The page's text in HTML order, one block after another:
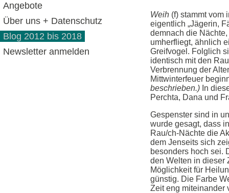
Angebote
Über uns + Datenschutz
Blog 2012 bis 2018
Newsletter anmelden
Weih (f) stammt vom
eigentlich „Jägerin,
demnach die
umherfliegt, ähnlich
Greifvogel. Folglich
identisch mit den
Verbrennung der
Mittwinterfeuer
beschrieben.) In
Perchta, Dana und
Gespenster sind in
wurde gesagt, dass
Rau/ch-Nächte die
dem Jenseits sich
besonders hoch sei.
den Welten in dieser
Möglichkeit für
günstig. Die Farbe
Zeit eng miteinander